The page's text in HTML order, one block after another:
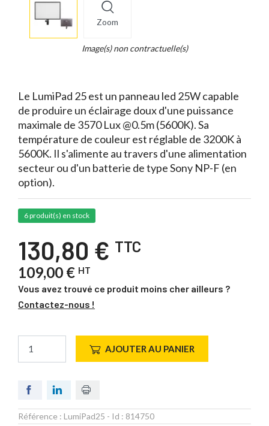
Zoom
Legend...
Image(s) non contractuelle(s)
Le LumiPad 25 est un panneau led 25W capable
de produire un éclairage doux d'une puissance
maximale de 3570 Lux @0.5m (5600K). Sa
température de couleur est réglable de 3200K à
5600K. Il s'alimente au travers d'une alimentation
secteur ou d'un batterie de type Sony NP-F (en
option).
6 produit(s) en stock
130,80 € TTC
109,00 € HT
Vous avez trouvé ce produit moins cher ailleurs ?
Contactez-nous !
AJOUTER AU PANIER
Référence : LumiPad25 - Id : 814750